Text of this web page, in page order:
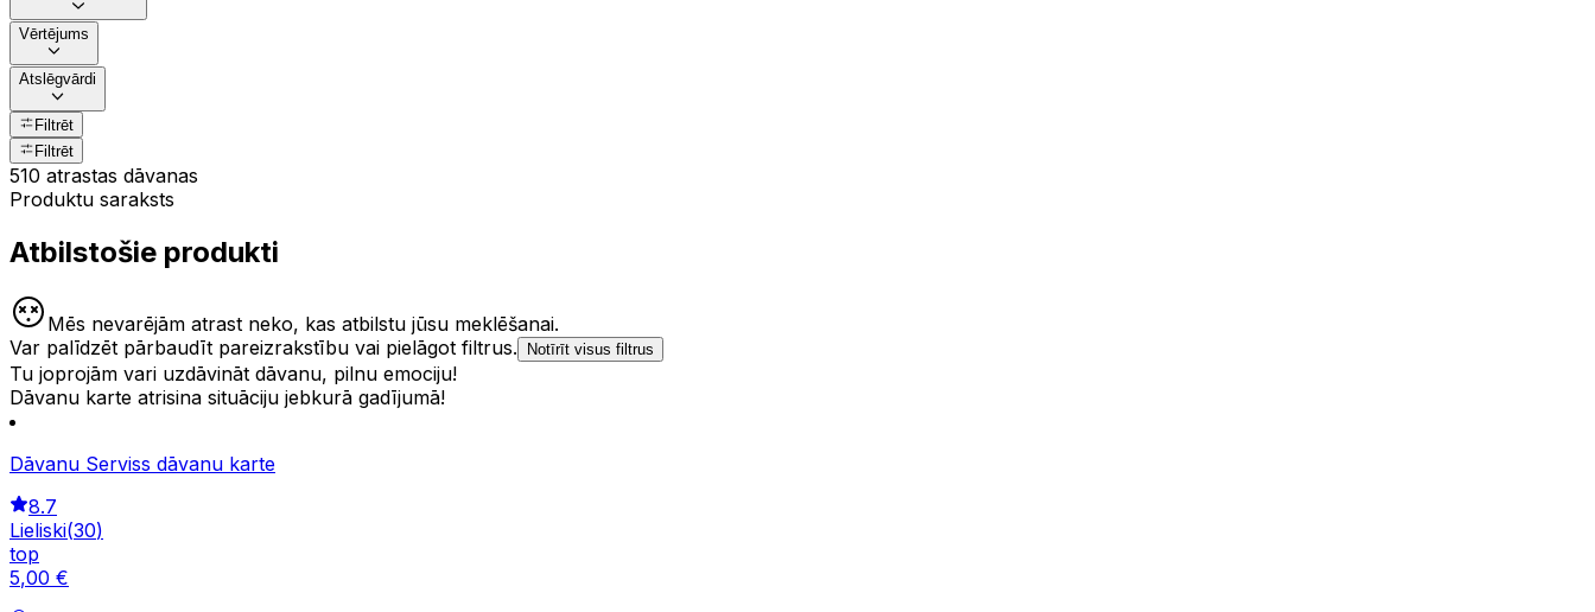
Vērtējums
Atslēgvārdi
Filtrēt
Filtrēt
510 atrastas dāvanas
Produktu saraksts
Atbilstošie produkti
Mēs nevarējām atrast neko, kas atbilstu jūsu meklēšanai.
Var palīdzēt pārbaudīt pareizrakstību vai pielāgot filtrus.
Notīrīt visus filtrus
Tu joprojām vari uzdāvināt dāvanu, pilnu emociju!
Dāvanu karte atrisina situāciju jebkurā gadījumā!
Dāvanu Serviss dāvanu karte
8.7
Lieliski(30)
top
5,00 €